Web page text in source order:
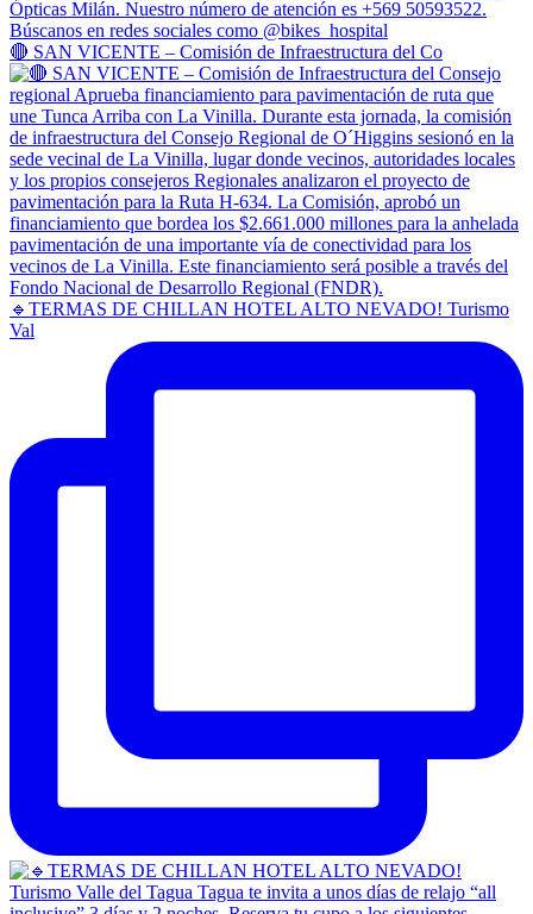
🔴 SAN VICENTE – Comisión de Infraestructura del Co
🔹TERMAS DE CHILLAN HOTEL ALTO NEVADO! Turismo
Val